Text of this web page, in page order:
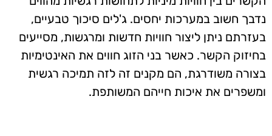
נדבך חשוב במערכות יחסים. ג'לים סיכוך טבעיים,
בעזרתם ניתן ליצור חוויות חדשות ומרגשות, מסייעים
בחיזוק הקשר. כאשר בני הזוג חווים את האינטימיות
בצורה משודרגת, הם מקנים זה לזה תמיכה רגשית
ומשפרים את איכות חייהם המשותפת.